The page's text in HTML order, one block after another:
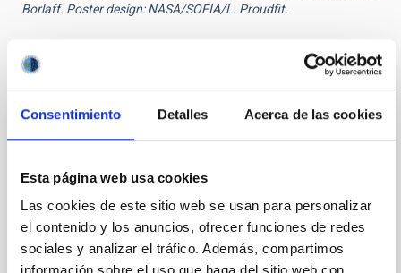
Consentimiento Detalles Acerca de las cookies
Esta página web usa cookies
Las cookies de este sitio web se usan para personalizar
el contenido y los anuncios, ofrecer funciones de redes
sociales y analizar el tráfico. Además, compartimos
Borlaff. Poster design: NASA/SOFIA/L. Proudfit.
Noticias relacionadas
NOTA DE PRENSA
Un caos magnético escondido en la galaxia
del Remolino
En lo más profundo de la estructura espiral de las
galaxias hay una fuerza escondida: los campos
magnéticos. Pese a ser invisibles a los telescopios